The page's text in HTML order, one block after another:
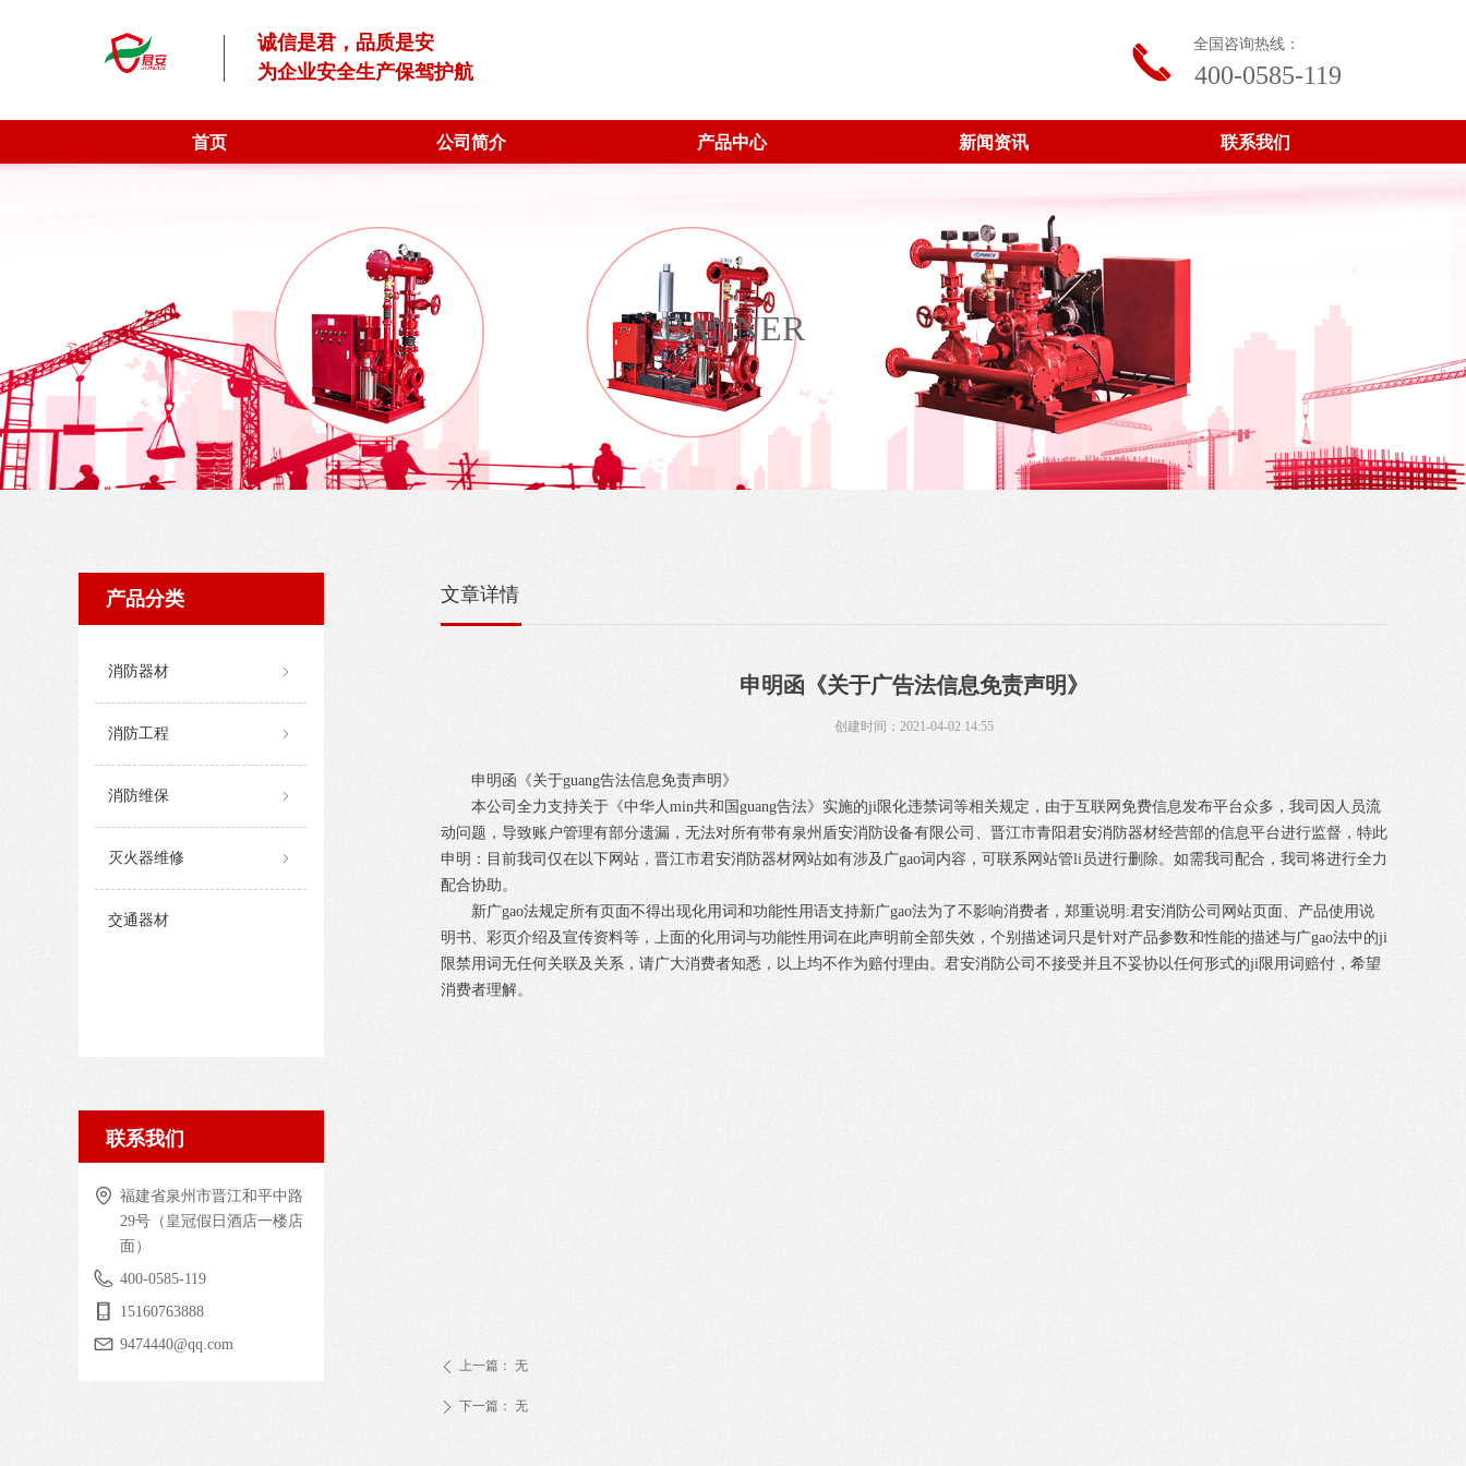
全国咨询热线：
400-0585-119
끅
诚信是君，品质是安
为企业安全生产保驾护航
首页 公司简介 产品中心 新闻资讯 联系我们
BANNER
申明函《关于广告法信息免责声明》
申明函《关于guang告法信息免责声明》
本公司全力支持关于《中华人min共和国guang告法》实施的ji限化违禁词等相关规定，由于互联网免费信息发布平台众多，我司因人员流
动问题，导致账户管理有部分遗漏，无法对所有带有泉州盾安消防设备有限公司、晋江市青阳君安消防器材经营部的信息平台进行监督，特此
申明：目前我司仅在以下网站，晋江市君安消防器材网站如有涉及广gao词内容，可联系网站管li员进行删除。如需我司配合，我司将进行全力
配合协助。
新广gao法规定所有页面不得出现化用词和功能性用语支持新广gao法为了不影响消费者，郑重说明:君安消防公司网站页面、产品使用说
明书、彩页介绍及宣传资料等，上面的化用词与功能性用词在此声明前全部失效，个别描述词只是针对产品参数和性能的描述与广gao法中的ji
限禁用词无任何关联及关系，请广大消费者知悉，以上均不作为赔付理由。君安消防公司不接受并且不妥协以任何形式的ji限用词赔付，希望
消费者理解。
文章详情
创建时间： 2021-04-02 14:55
ꄴ 上一篇： 无
ꄲ 下一篇： 无
产品分类
ꁇ
消防器材
ꁇ
消防工程
ꁇ
消防维保
ꁇ
灭火器维修
交通器材
联系我们
福建省泉州市晋江和平中路
29号（皇冠假日酒店一楼店
面）
400-0585-119
15160763888
9474440@qq.com